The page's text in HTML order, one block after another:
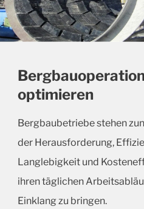
optimieren
Bergbaubetriebe stehen
der Herausforderung,
Langlebigkeit und
ihren täglichen
Einklang zu bringen.